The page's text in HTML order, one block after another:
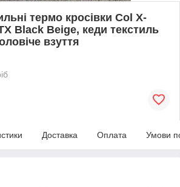
термо кросівки Col X-
Black Beige, кеди текстиль
взуття
Доставка Оплата Умови